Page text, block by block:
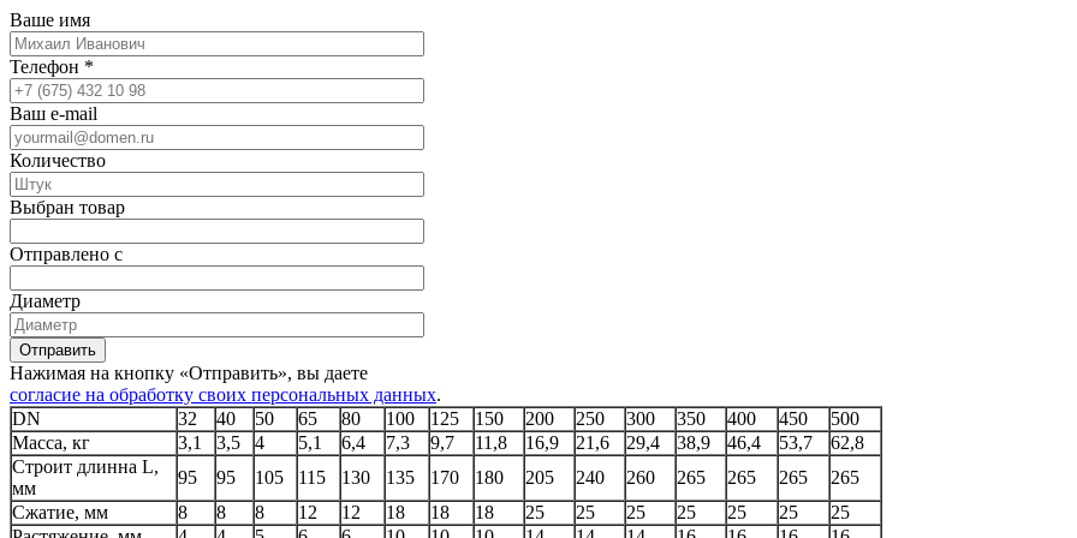
Ваше имя
Телефон *
Ваш e-mail
Количество
Выбран товар
Отправлено с
Диаметр
Отправить
Нажимая на кнопку «Отправить», вы даете
согласие на обработку своих персональных данных.
DN
32 40 50 65 80 100 125 150 200 250 300 350 400 450
500
Масса, кг
3,1 3,5 4 5,1 6,4 7,3 9,7 11,8 16,9 21,6 29,4 38,9 46,4 53,7
62,8
Строит длинна L,
мм
95 95 105 115 130 135 170 180 205 240 260 265 265 265
265
Сжатие, мм
8 8 8 12 12 18 18 18 25 25 25 25 25 25
25